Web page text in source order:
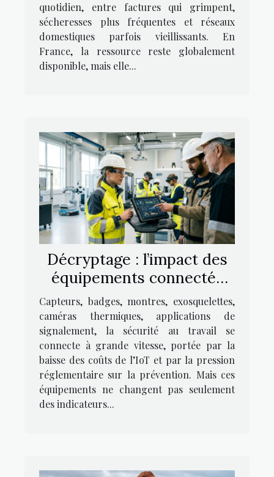
quotidien, entre factures qui grimpent,
sécheresses plus fréquentes et réseaux
domestiques parfois vieillissants. En
France, la ressource reste globalement
disponible, mais elle...
Décryptage : l’impact des
équipements connectés
sur la culture de sécurité
au travail
Capteurs, badges, montres, exosquelettes,
caméras thermiques, applications de
signalement, la sécurité au travail se
connecte à grande vitesse, portée par la
baisse des coûts de l’IoT et par la pression
réglementaire sur la prévention. Mais ces
équipements ne changent pas seulement
des indicateurs...